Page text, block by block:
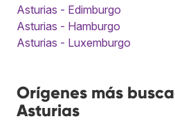
Asturias - Edimburgo
Asturias - Hamburgo
Asturias - Luxemburgo
Orígenes más
Asturias